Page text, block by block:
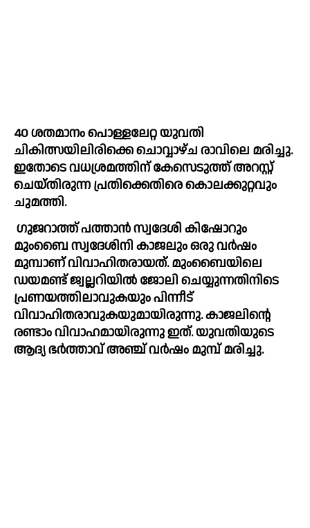
40 ശതമാനം പൊള്ളലേറ്റ യുവതി
ചികിത്സയിലിരിക്കെ ചൊവ്വാഴ്ച രാവിലെ മരിച്ചു.
ഇതോടെ വധശ്രമത്തിന് കേസെടുത്ത് അറസ്റ്റ്
ചെയ്തിരുന്ന പ്രതിക്കെതിരെ കൊലക്കുറ്റവും
ചുമത്തി.
ഗുജറാത്ത് പത്താൻ സ്വദേശി കിഷോറും
മുംബൈ സ്വദേശിനി കാജലും ഒരു വർഷം
മുമ്പാണ് വിവാഹിതരായത്. മുംബൈയിലെ
ഡയമണ്ട് ജ്വല്ലറിയിൽ ജോലി ചെയ്യുന്നതിനിടെ
പ്രണയത്തിലാവുകയും പിന്നീട്
വിവാഹിതരാവുകയുമായിരുന്നു. കാജലിന്റെ
രണ്ടാം വിവാഹമായിരുന്നു ഇത്. യുവതിയുടെ
ആദ്യ ഭർത്താവ് അഞ്ച് വർഷം മുമ്പ് മരിച്ചു.